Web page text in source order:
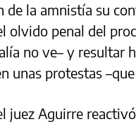
de la amnistía su
olvido penal del
no ve– y resultar
unas protestas
juez Aguirre